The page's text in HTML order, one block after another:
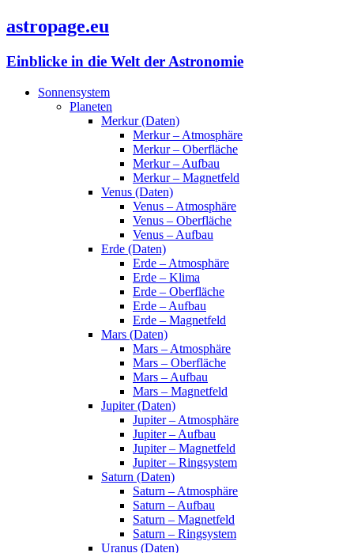
astropage.eu
Einblicke in die Welt der Astronomie
Sonnensystem
Planeten
Merkur (Daten)
Merkur – Atmosphäre
Merkur – Oberfläche
Merkur – Aufbau
Merkur – Magnetfeld
Venus (Daten)
Venus – Atmosphäre
Venus – Oberfläche
Venus – Aufbau
Erde (Daten)
Erde – Atmosphäre
Erde – Klima
Erde – Oberfläche
Erde – Aufbau
Erde – Magnetfeld
Mars (Daten)
Mars – Atmosphäre
Mars – Oberfläche
Mars – Aufbau
Mars – Magnetfeld
Jupiter (Daten)
Jupiter – Atmosphäre
Jupiter – Aufbau
Jupiter – Magnetfeld
Jupiter – Ringsystem
Saturn (Daten)
Saturn – Atmosphäre
Saturn – Aufbau
Saturn – Magnetfeld
Saturn – Ringsystem
Uranus (Daten)